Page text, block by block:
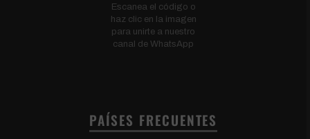
Escanea el código o
haz clic en la imagen
para unirte a nuestro
canal de WhatsApp
PAÍSES FRECUENTES